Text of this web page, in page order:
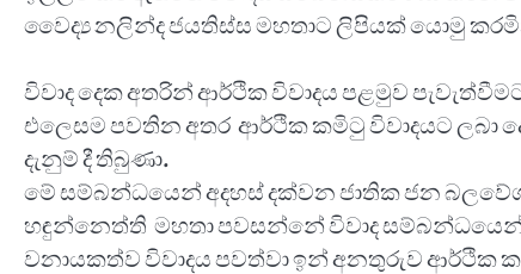
වෛද්‍ය නලින්ද ජයතිස්ස මහතාට ලිපියක් යොමු
විවාද දෙක අතරින් ආර්ථික විවාදය පළමුව
එලෙසම පවතින අතර ආර්ථික කමිටු විවාදයට ලබා
දැනුම් දී තිබුණා.
මේ සම්බන්ධයෙන් අදහස් දක්වන ජාතික ජන
හඳුන්නෙත්ති මහතා පවසන්නේ විවාද
වනායකත්ව විවාදය පවත්වා ඉන් අනතුරුව ආර්ථික